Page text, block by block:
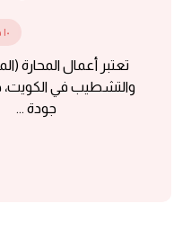
١٠ ديسمبر ٢٠٢٥
تعتبر أعمال المحارة
والتشطيب في
جودة ...